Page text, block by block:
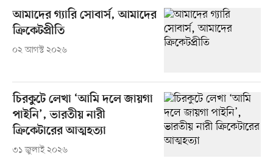
আমাদের গ্যারি সোবার্স, আমাদের
ক্রিকেটপ্রীতি
০২ আগস্ট ২০২৬
চিরকুটে লেখা ‘আমি দলে জায়গা
পাইনি’, ভারতীয় নারী
ক্রিকেটারের আত্মহত্যা
৩১ জুলাই ২০২৬